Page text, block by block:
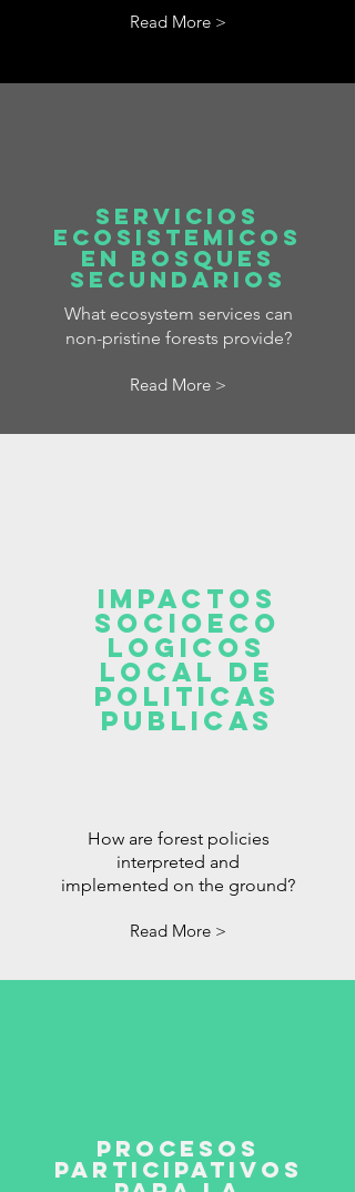
Read More >
SERVICIOS
ECOSISTEMICOS
EN BOSQUES
SECUNDARIOS
What ecosystem services can
non-pristine forests provide?
Read More >
Read More >
How are forest policies
interpreted and
implemented on the ground?
IMPACTOS
SOCIOECO
LOGICOS
LOCAL DE
POLITICAS
PUBLICAS
PROCESOS
PARTICIPATIVOS